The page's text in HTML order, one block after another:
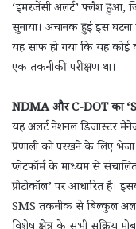
‘इमरजेंसी अलर्ट’ फ्लैश हुआ,
सुनाया। अचानक हुई इस
यह साफ हो गया कि यह कोई
एक तकनीकी परीक्षण था।
NDMA और C-DOT का
यह अलर्ट नेशनल डिजास्टर
प्रणाली को परखने के लिए
प्लेटफॉर्म के माध्यम से
प्रोटोकॉल’ पर आधारित है।
SMS तकनीक से बिल्कुल